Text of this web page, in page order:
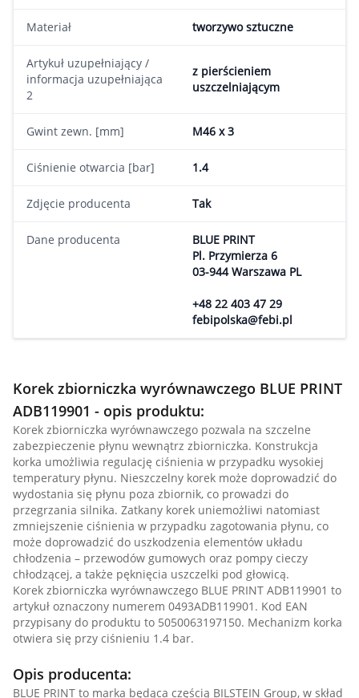
Materiał tworzywo sztuczne
Artykuł uzupełniający /
informacja uzupełniająca
2
z pierścieniem
uszczelniającym
Gwint zewn. [mm] M46 x 3
Ciśnienie otwarcia [bar] 1.4
Zdjęcie producenta Tak
Dane producenta
BLUE PRINT
Pl. Przymierza 6
03-944 Warszawa PL
+48 22 403 47 29
febipolska@febi.pl
Korek zbiorniczka wyrównawczego BLUE PRINT
ADB119901 - opis produktu:
Korek zbiorniczka wyrównawczego pozwala na szczelne
zabezpieczenie płynu wewnątrz zbiorniczka. Konstrukcja
korka umożliwia regulację ciśnienia w przypadku wysokiej
temperatury płynu. Nieszczelny korek może doprowadzić do
wydostania się płynu poza zbiornik, co prowadzi do
przegrzania silnika. Zatkany korek uniemożliwi natomiast
zmniejszenie ciśnienia w przypadku zagotowania płynu, co
może doprowadzić do uszkodzenia elementów układu
chłodzenia – przewodów gumowych oraz pompy cieczy
chłodzącej, a także pęknięcia uszczelki pod głowicą.
Korek zbiorniczka wyrównawczego BLUE PRINT ADB119901 to
artykuł oznaczony numerem 0493ADB119901. Kod EAN
przypisany do produktu to 5050063197150. Mechanizm korka
otwiera się przy ciśnieniu 1.4 bar.
Opis producenta:
BLUE PRINT to marka będąca częścią BILSTEIN Group, w skład